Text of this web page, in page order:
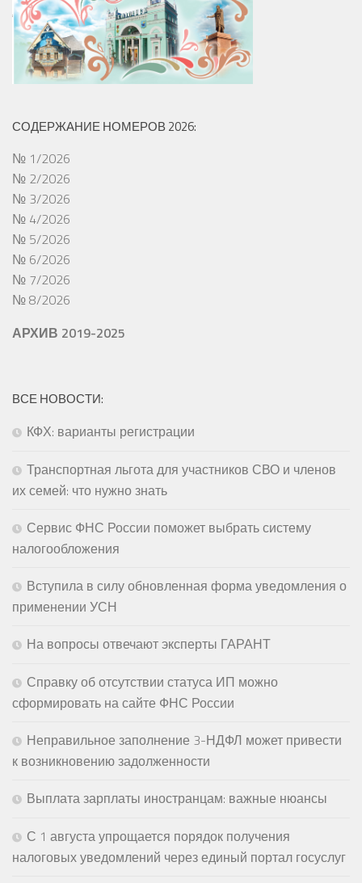
СОДЕРЖАНИЕ НОМЕРОВ 2026:
№ 1/2026
№ 2/2026
№ 3/2026
№ 4/2026
№ 5/2026
№ 6/2026
№ 7/2026
№ 8/2026
АРХИВ 2019-2025
ВСЕ НОВОСТИ:
КФХ: варианты регистрации
Транспортная льгота для участников СВО и членов
их семей: что нужно знать
Сервис ФНС России поможет выбрать систему
налогообложения
Вступила в силу обновленная форма уведомления о
применении УСН
На вопросы отвечают эксперты ГАРАНТ
Справку об отсутствии статуса ИП можно
сформировать на сайте ФНС России
Неправильное заполнение 3-НДФЛ может привести
к возникновению задолженности
Выплата зарплаты иностранцам: важные нюансы
С 1 августа упрощается порядок получения
налоговых уведомлений через единый портал госуслуг